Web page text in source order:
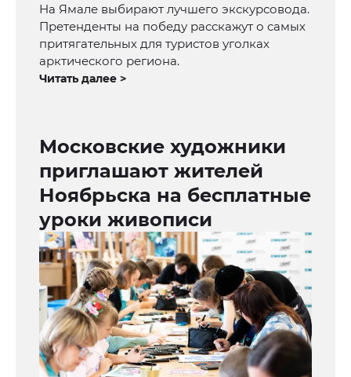
На Ямале выбирают лучшего экскурсовода.
Претенденты на победу расскажут о самых
притягательных для туристов уголках
арктического региона.
Читать далее >
Московские художники
приглашают жителей
Ноябрьска на бесплатные
уроки живописи